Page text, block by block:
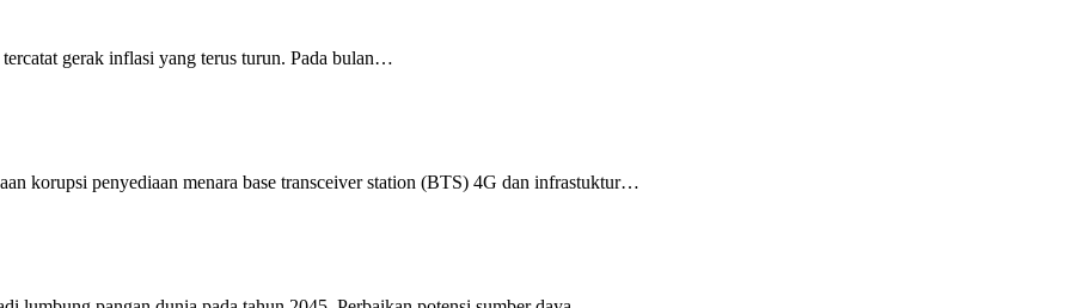
gerak inflasi yang terus turun. Pada bulan…
korupsi penyediaan menara base transceiver station (BTS) 4G dan infrastuktur…